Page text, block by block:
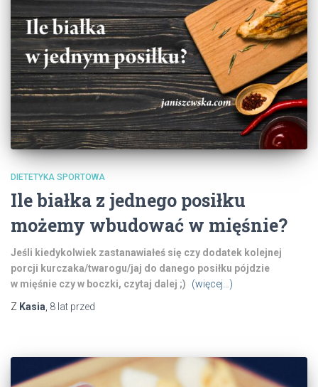
DIETETYKA SPORTOWA
Ile białka z jednego posiłku
możemy wbudować w mięśnie?
Jeśli kiedykolwiek zastanawiałeś się czy dodatek kolejnej
porcji kurczaka/twarogu/jaj do danego posiłku pójdzie
w mięśnie czy w boczki, czytaj dalej ;)
(więcej…)
Z Kasia 8 lat przed